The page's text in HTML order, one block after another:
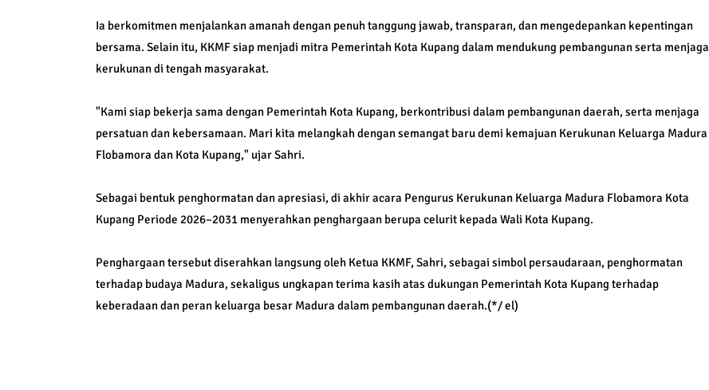
Ia berkomitmen menjalankan amanah dengan penuh tanggung jawab, transparan, dan mengedepankan kepentingan
bersama. Selain itu, KKMF siap menjadi mitra Pemerintah Kota Kupang dalam mendukung pembangunan serta menjaga
kerukunan di tengah masyarakat.
"Kami siap bekerja sama dengan Pemerintah Kota Kupang, berkontribusi dalam pembangunan daerah, serta menjaga
persatuan dan kebersamaan. Mari kita melangkah dengan semangat baru demi kemajuan Kerukunan Keluarga Madura
Flobamora dan Kota Kupang," ujar Sahri.
Sebagai bentuk penghormatan dan apresiasi, di akhir acara Pengurus Kerukunan Keluarga Madura Flobamora Kota
Kupang Periode 2026–2031 menyerahkan penghargaan berupa celurit kepada Wali Kota Kupang.
Penghargaan tersebut diserahkan langsung oleh Ketua KKMF, Sahri, sebagai simbol persaudaraan, penghormatan
terhadap budaya Madura, sekaligus ungkapan terima kasih atas dukungan Pemerintah Kota Kupang terhadap
keberadaan dan peran keluarga besar Madura dalam pembangunan daerah.(*/ el)